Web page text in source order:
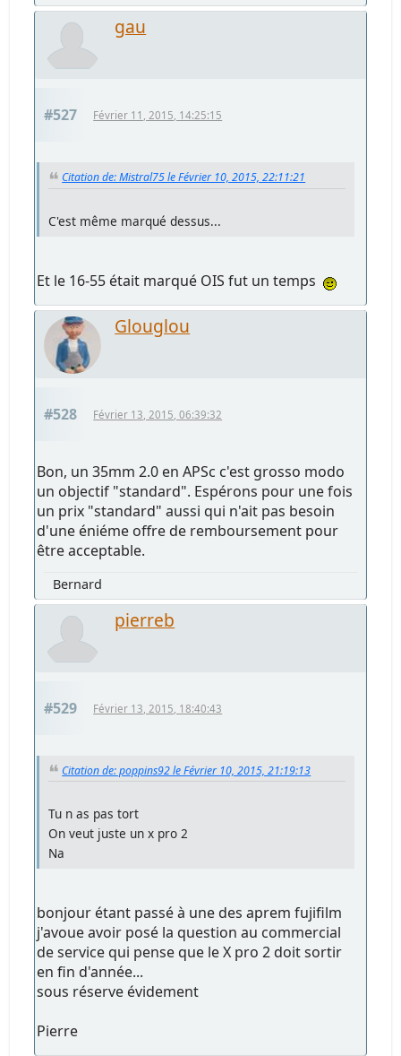
gau
#527 Février 11, 2015, 14:25:15
Citation de: Mistral75 le Février 10, 2015, 22:11:21
C'est même marqué dessus...
Et le 16-55 était marqué OIS fut un temps
Glouglou
#528 Février 13, 2015, 06:39:32
Bon, un 35mm 2.0 en APSc c'est grosso modo
un objectif "standard". Espérons pour une fois
un prix "standard" aussi qui n'ait pas besoin
d'une éniéme offre de remboursement pour
être acceptable.
Bernard
pierreb
#529 Février 13, 2015, 18:40:43
Citation de: poppins92 le Février 10, 2015, 21:19:13
Tu n as pas tort
On veut juste un x pro 2
Na
bonjour étant passé à une des aprem fujifilm
j'avoue avoir posé la question au commercial
de service qui pense que le X pro 2 doit sortir
en fin d'année...
sous réserve évidement
Pierre